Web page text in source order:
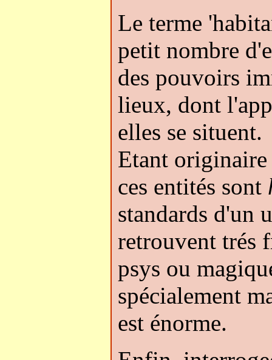
Le terme
petit nombre
des pouvoirs
lieux, dont
elles se situent.
Etant originaire
ces entités sont
standards d'un
retrouvent trés
psys ou
spécialement
est énorme.